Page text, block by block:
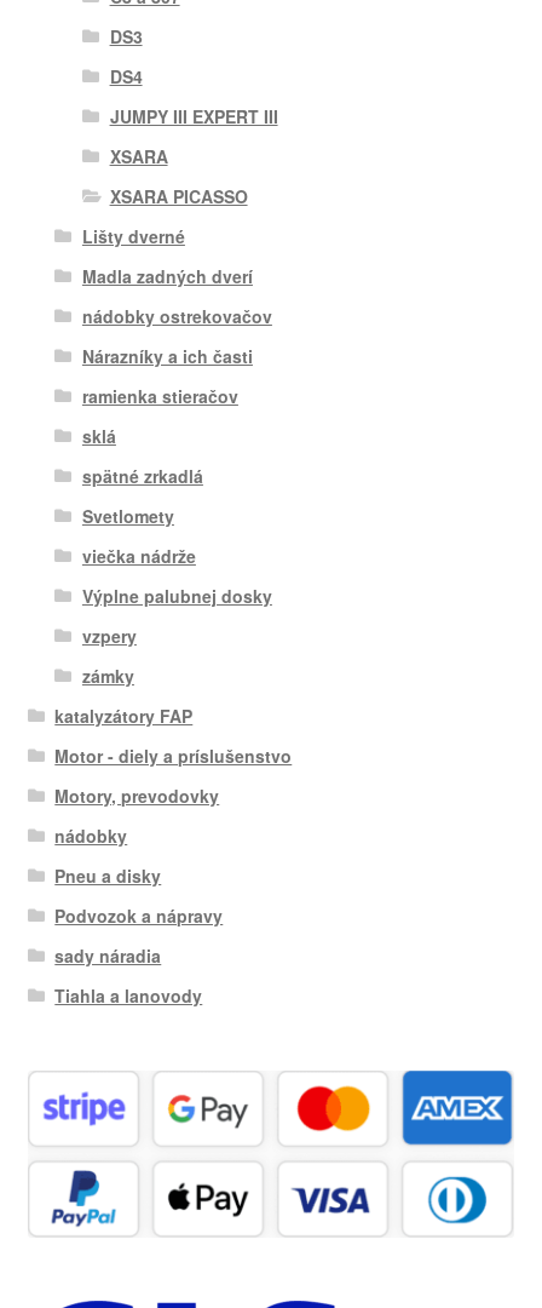
DS3
DS4
JUMPY III EXPERT III
XSARA
XSARA PICASSO
Lišty dverné
Madla zadných dverí
nádobky ostrekovačov
Nárazníky a ich časti
ramienka stieračov
sklá
spätné zrkadlá
Svetlomety
viečka nádrže
Výplne palubnej dosky
vzpery
zámky
katalyzátory FAP
Motor - diely a príslušenstvo
Motory, prevodovky
nádobky
Pneu a disky
Podvozok a nápravy
sady náradia
Tiahla a lanovody